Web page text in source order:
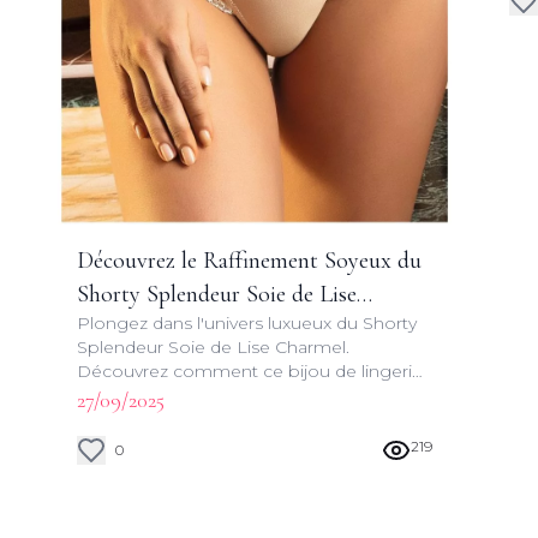
Découvrez le Raffinement Soyeux du
Shorty Splendeur Soie de Lise
Charmel
Plongez dans l'univers luxueux du Shorty
Splendeur Soie de Lise Charmel.
Découvrez comment ce bijou de lingerie
allie sensualité et sophistication pour
sublimer votre silhouette.
27/09/2025
0 219